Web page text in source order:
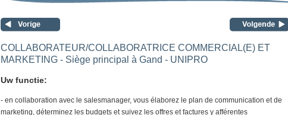
COLLABORATEUR/COLLABORATRICE COMMERCIAL(E) ET
MARKETING - Siège principal à Gand - UNIPRO
Uw functie:
- en collaboration avec le salesmanager, vous élaborez le plan de communication et de
marketing, déterminez les budgets et suivez les offres et factures y afférentes